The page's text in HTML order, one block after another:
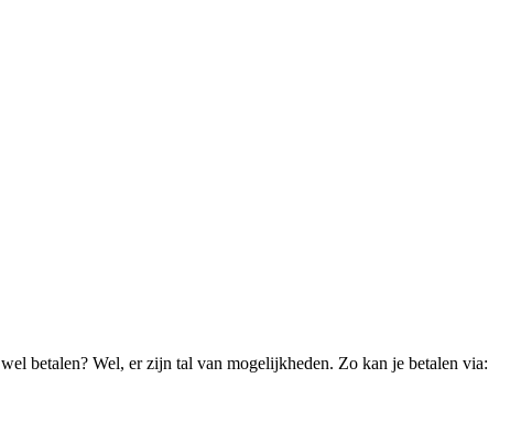
betalen? Wel, er zijn tal van mogelijk­heden. Zo kan je betalen via: